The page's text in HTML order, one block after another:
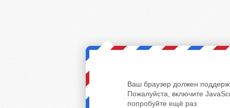
Ваш браузер должен
Пожалуйста, включите
попробуйте ещё раз